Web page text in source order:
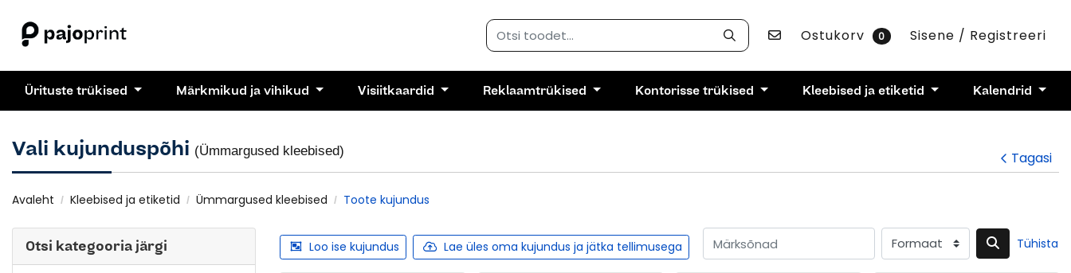
Võta ühendust
Ostukorv 0 Sisene / Registreeri
Ürituste trükised Märkmikud ja vihikud Visiitkaardid Reklaamtrükised Kontorisse trükised Kleebised ja etiketid Kalendrid
Vali kujunduspõhi (Ümmargused kleebised) Tagasi
Avaleht Kleebised ja etiketid Ümmargused kleebised Toote kujundus
Otsi kategooria järgi Loo ise kujundus Lae üles oma kujundus ja jätka tellimusega Tühista